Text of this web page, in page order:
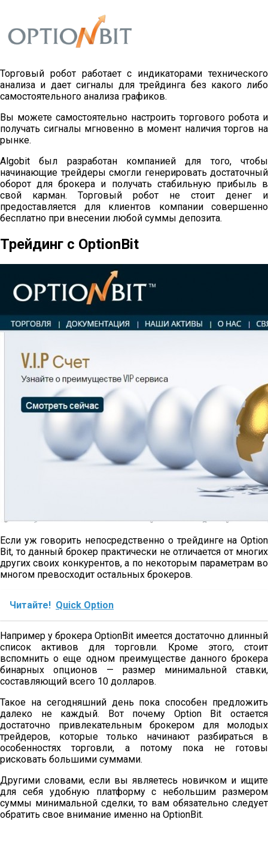
Торговый робот работает с индикаторами технического
анализа и дает сигналы для трейдинга без какого либо
самостоятельного анализа графиков.
Вы можете самостоятельно настроить торгового робота и
получать сигналы мгновенно в момент наличия торгов на
рынке.
Algobit был разработан компанией для того, чтобы
начинающие трейдеры смогли генерировать достаточный
оборот для брокера и получать стабильную прибыль в
свой карман. Торговый робот не стоит денег и
предоставляется для клиентов компании совершенно
бесплатно при внесении любой суммы депозита.
Трейдинг с OptionBit
Если уж говорить непосредственно о трейдинге на Option
Bit, то данный брокер практически не отличается от многих
других своих конкурентов, а по некоторым параметрам во
многом превосходит остальных брокеров.
Читайте! Quick Option
Например у брокера OptionBit имеется достаточно длинный
список активов для торговли. Кроме этого, стоит
вспомнить о еще одном преимуществе данного брокера
бинарных опционов — размер минимальной ставки,
составляющий всего 10 долларов.
Такое на сегодняшний день пока способен предложить
далеко не каждый. Вот почему Option Bit остается
достаточно привлекательным брокером для молодых
трейдеров, которые только начинают разбираться в
особенностях торговли, а потому пока не готовы
рисковать большими суммами.
Другими словами, если вы являетесь новичком и ищите
для себя удобную платформу с небольшим размером
суммы минимальной сделки, то вам обязательно следует
обратить свое внимание именно на OptionBit.